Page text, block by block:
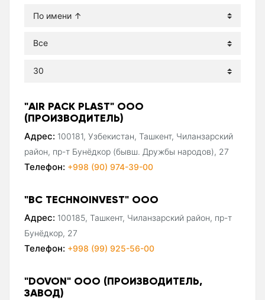
"AIR PACK PLAST" ООО
(ПРОИЗВОДИТЕЛЬ)
Адрес: 100181, Узбекистан, Ташкент, Чиланзарский
район, пр-т Бунёдкор (бывш. Дружбы народов), 27
Телефон: +998 (90) 974-39-00
"BC TECHNOINVEST" ООО
Адрес: 100185, Ташкент, Чиланзарский район, пр-т
Бунёдкор, 27
Телефон: +998 (99) 925-56-00
"DOVON" ООО (ПРОИЗВОДИТЕЛЬ,
ЗАВОД)